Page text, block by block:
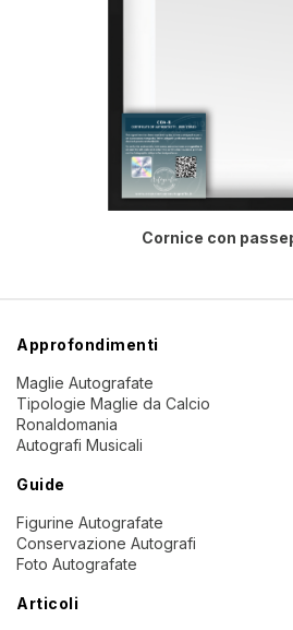
Cornice con
Approfondimenti
Maglie Autografate
Tipologie Maglie da Calcio
Ronaldomania
Autografi Musicali
Guide
Figurine Autografate
Conservazione Autografi
Foto Autografate
Articoli